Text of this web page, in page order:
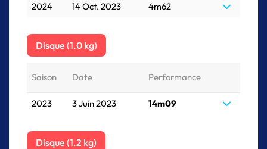
2024
14 Oct. 2023 4m62
Disque (1.0 kg)
Saison Date Performance
2023 3 Juin 2023 14m09
Disque (1.2 kg)